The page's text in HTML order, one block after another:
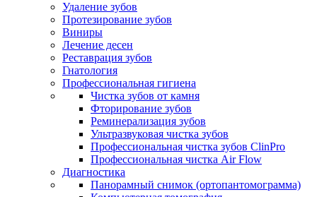
Удаление зубов
Протезирование зубов
Виниры
Лечение десен
Реставрация зубов
Гнатология
Профессиональная гигиена
Чистка зубов от камня
Фторирование зубов
Реминерализация зубов
Ультразвуковая чистка зубов
Профессиональная чистка зубов ClinPro
Профессиональная чистка Air Flow
Диагностика
Панорамный снимок (ортопантомограмма)